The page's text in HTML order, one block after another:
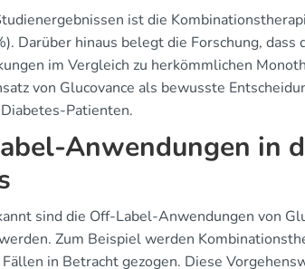
ist die
Darüber hinaus belegt die Forschung,
im Vergleich zu herkömmlichen
von Glucovance als bewusste
Patienten.
Anwendungen in
sind die Off-Label-Anwendungen von
Zum Beispiel werden
in Betracht gezogen. Diese